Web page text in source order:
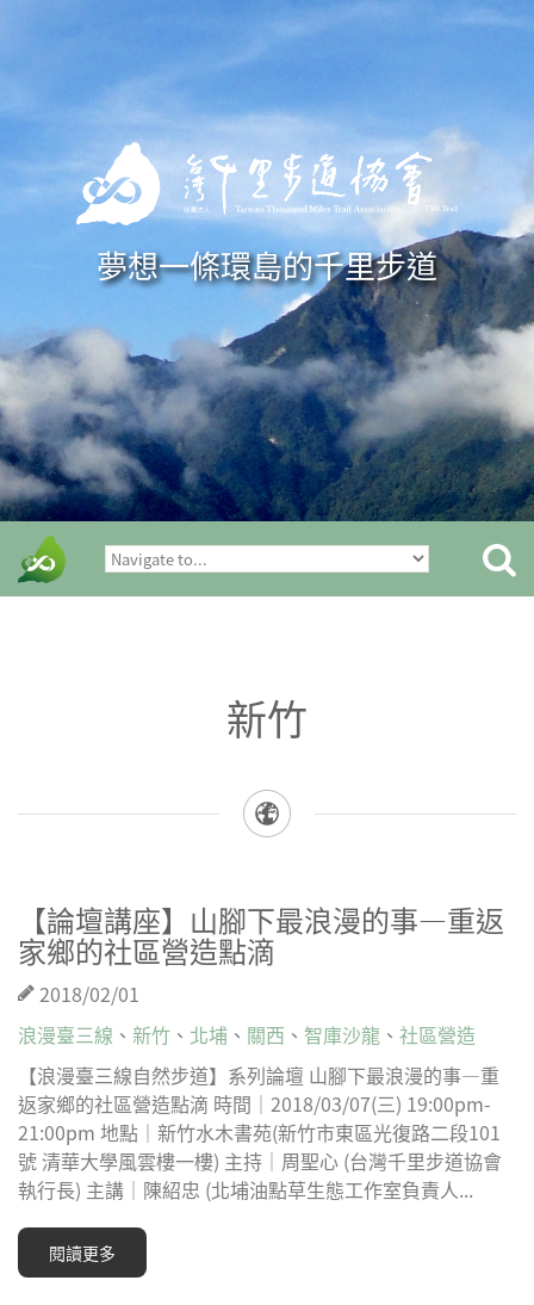
夢想一條環島的千里步道
新竹
【論壇講座】山腳下最浪漫的事—重返
家鄉的社區營造點滴
2018/02/01
浪漫臺三線 、 新竹 、 北埔 、 關西 、 智庫沙龍 、 社區營造
【浪漫臺三線自然步道】系列論壇 山腳下最浪漫的事—重
返家鄉的社區營造點滴 時間│2018/03/07(三) 19:00pm-
21:00pm 地點│新竹水木書苑(新竹市東區光復路二段101
號 清華大學風雲樓一樓) 主持│周聖心 (台灣千里步道協會
執行長) 主講│陳紹忠 (北埔油點草生態工作室負責人...
閱讀更多